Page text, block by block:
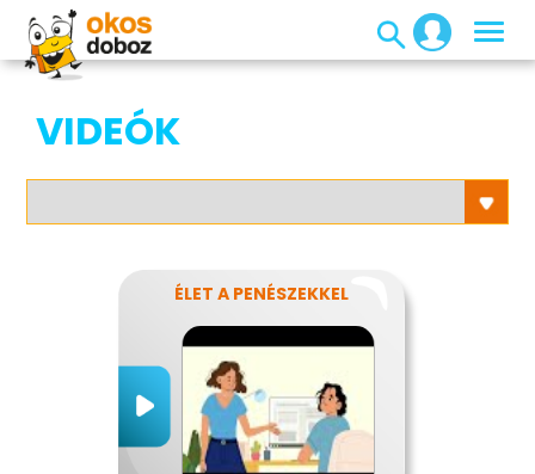
VIDEÓK
ÉLET A PENÉSZEKKEL